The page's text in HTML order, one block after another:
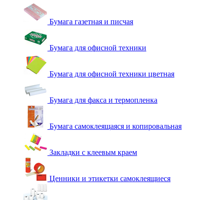
Бумага газетная и писчая
Бумага для офисной техники
Бумага для офисной техники цветная
Бумага для факса и термопленка
Бумага самоклеящаяся и копировальная
Закладки с клеевым краем
Ценники и этикетки самоклеящиеся